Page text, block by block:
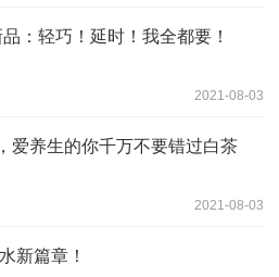
：轻巧！延时！我全都要！
2021-08-03
爱养生的你千万不要错过白茶
2021-08-03
新篇章！